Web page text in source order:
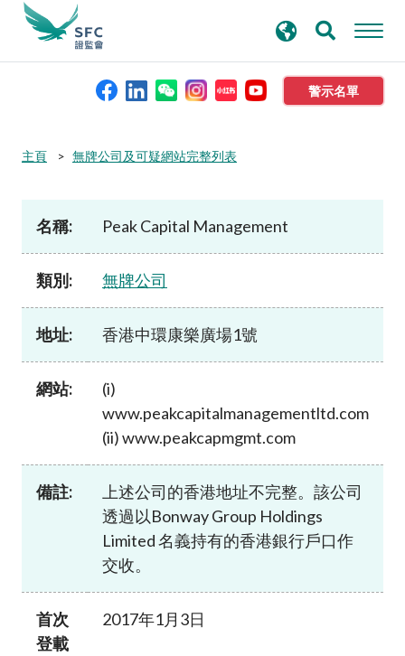
警示名單
本會簡介
規則及標準
資料庫
新聞稿及公布
尋
主頁 無牌公司及可疑網站完整列表
名稱: Peak Capital Management
類別: 無牌公司
地址: 香港中環康樂廣場1號
網站:
(i)
www.peakcapitalmanagementltd.com
(ii) www.peakcapmgmt.com
備註:
上述公司的香港地址不完整。該公司
透過以Bonway Group Holdings
Limited 名義持有的香港銀行戶口作
交收。
首次
登載
2017年1月3日